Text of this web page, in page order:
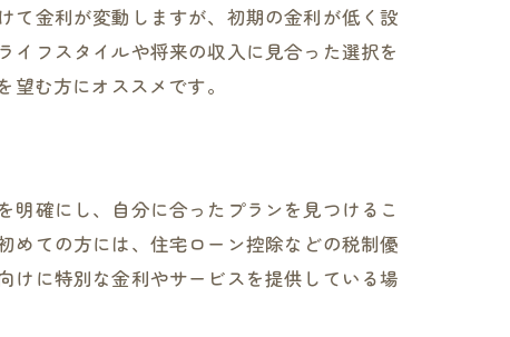
て金利が変動しますが、初期の金利が低く設
フスタイルや将来の収入に見合った選択を
む方にオススメです。
確にし、自分に合ったプランを見つけるこ
めての方には、住宅ローン控除などの税制優
けに特別な金利やサービスを提供している場